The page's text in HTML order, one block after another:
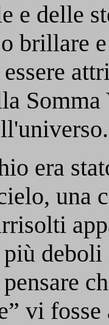
e delle
brillare
era
una
vi